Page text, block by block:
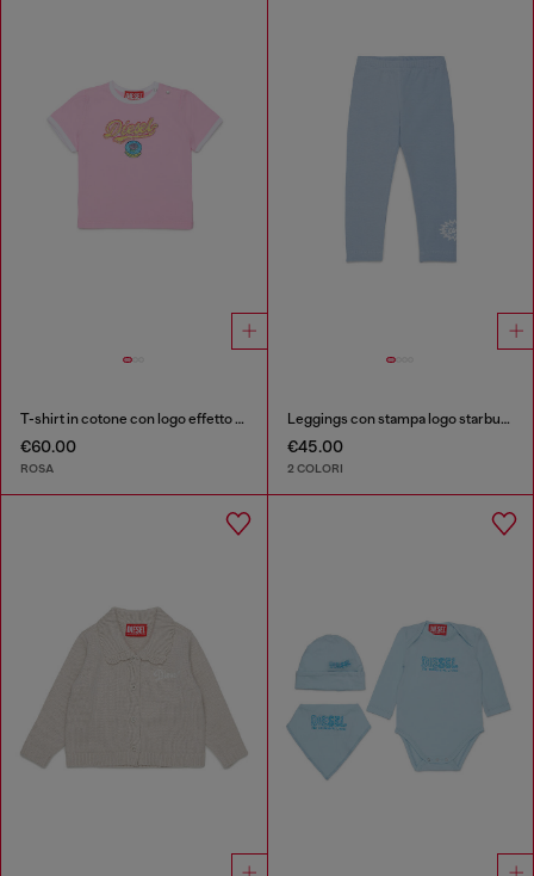
T-shirt in cotone con logo effetto glitter
€60.00
ROSA
Leggings con stampa logo starburst
€45.00
2 COLORI